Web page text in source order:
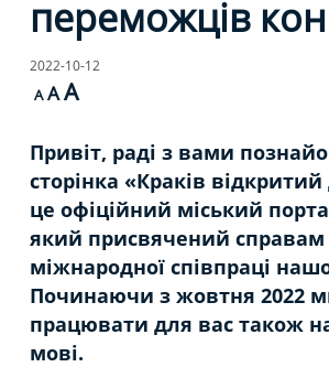
переможців
2022-10-12
A AA
Привіт, раді з вами
сторінка «Краків відкритий
це офіційний міський
який присвячений справам
міжнародної співпраці
Починаючи з жовтня 2022
працювати для вас також
мові.